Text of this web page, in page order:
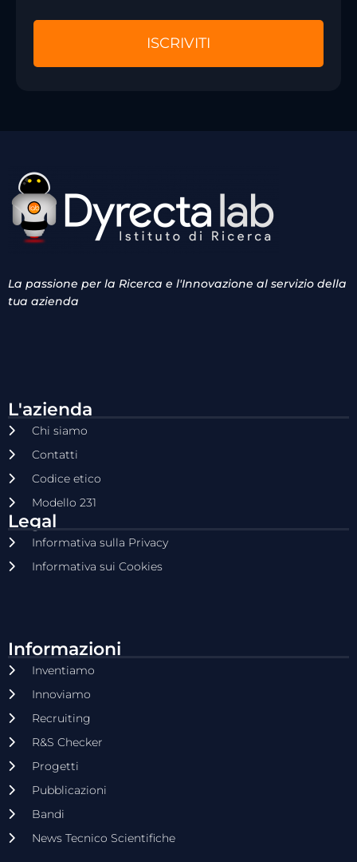
La passione per la Ricerca e l'Innovazione al servizio della
tua azienda
L'azienda
Chi siamo
Contatti
Codice etico
Modello 231
Legal
Informativa sulla Privacy
Informativa sui Cookies
Informazioni
Inventiamo
Innoviamo
Recruiting
R&S Checker
Progetti
Pubblicazioni
Bandi
News Tecnico Scientifiche